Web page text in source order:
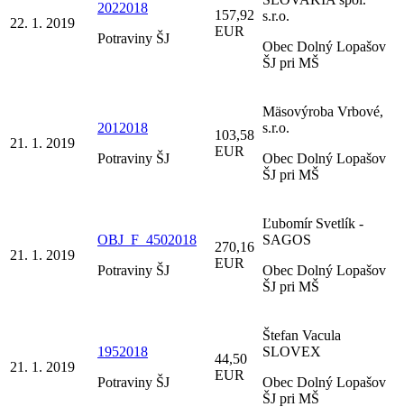
22. 1. 2019
2022018
Potraviny ŠJ
157,92
EUR
s.r.o.
Obec Dolný Lopašov
ŠJ pri MŠ
21. 1. 2019
2012018
Potraviny ŠJ
103,58
EUR
Mäsovýroba Vrbové,
s.r.o.
Obec Dolný Lopašov
ŠJ pri MŠ
21. 1. 2019
OBJ_F_4502018
Potraviny ŠJ
270,16
EUR
Ľubomír Svetlík -
SAGOS
Obec Dolný Lopašov
ŠJ pri MŠ
21. 1. 2019
1952018
Potraviny ŠJ
44,50
EUR
Štefan Vacula
SLOVEX
Obec Dolný Lopašov
ŠJ pri MŠ